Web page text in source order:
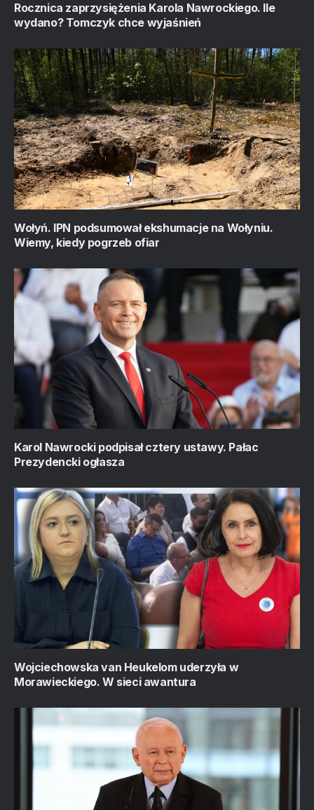
Rocznica zaprzysiężenia Karola Nawrockiego. Ile
wydano? Tomczyk chce wyjaśnień
Wołyń. IPN podsumował ekshumacje na Wołyniu.
Wiemy, kiedy pogrzeb ofiar
Karol Nawrocki podpisał cztery ustawy. Pałac
Prezydencki ogłasza
Wojciechowska van Heukelom uderzyła w
Morawieckiego. W sieci awantura